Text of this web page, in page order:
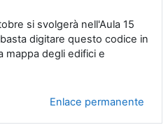
si svolgerà nell'Aula 15
digitare questo codice in
mappa degli edifici e
Enlace permanente